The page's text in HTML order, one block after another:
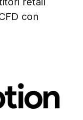
con